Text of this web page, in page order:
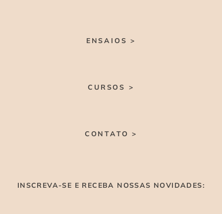
ENSAIOS >
CURSOS >
CONTATO >
INSCREVA-SE E RECEBA NOSSAS NOVIDADES: